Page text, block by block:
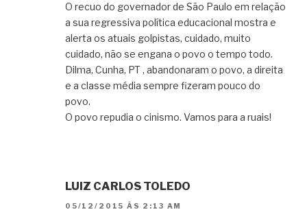
O recuo do governador de São Paulo em relação
a sua regressiva política educacional mostra e
alerta os atuais golpistas, cuidado, muito
cuidado, não se engana o povo o tempo todo.
Dilma, Cunha, PT , abandonaram o povo, a direita
e a classe média sempre fizeram pouco do
povo.
O povo repudia o cinismo. Vamos para a ruais!
LUIZ CARLOS TOLEDO
05/12/2015 ÀS 2:13 AM